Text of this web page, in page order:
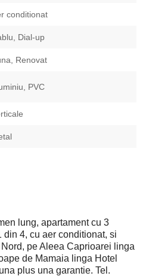
conditionat
Dial-up
Renovat
PVC
lung, apartament cu 3
4, cu aer conditionat, si
pe Aleea Caprioarei linga
de Mamaia linga Hotel
plus una garantie. Tel.